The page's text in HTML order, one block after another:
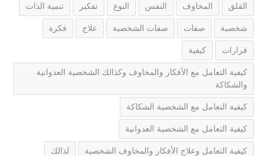
القلق المخاوف النفس النوع تفكير تنمية الذات
شخصية صفات صفات الشخصية علاج فكرة
قرارات كيفية
كيفية التعامل مع الأفكار والمخاوف وكذالك الشخصية العدوانية
والشكاكة
كيفية التعامل مع الشخصية الشكاكة
كيفية التعامل مع الشخصية العدوانية
كيفية التعامل وعلاج الأفكار والمخاوف الشخصية لذالك